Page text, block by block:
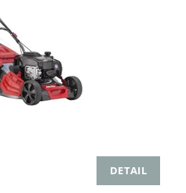
DETAIL